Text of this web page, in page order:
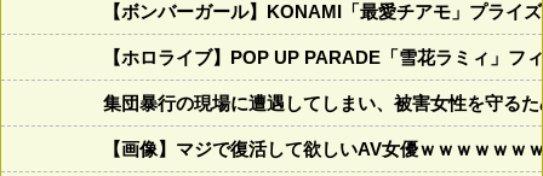
【ボンバーガール】KONAMI「最愛チアモ」プライ
【ホロライブ】POP UP PARADE「雪花ラミィ」フ
集団暴行の現場に遭遇してしまい、被害女性を守る
【画像】マジで復活して欲しいAV女優ｗｗｗｗｗｗ